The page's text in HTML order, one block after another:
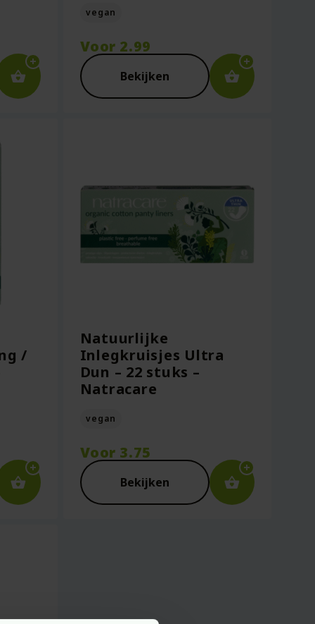
vegan
Voor 2.99
Bekijken
/
Natuurlijke
Inlegkruisjes Ultra
Dun – 22 stuks –
Natracare
vegan
Voor 3.75
Bekijken